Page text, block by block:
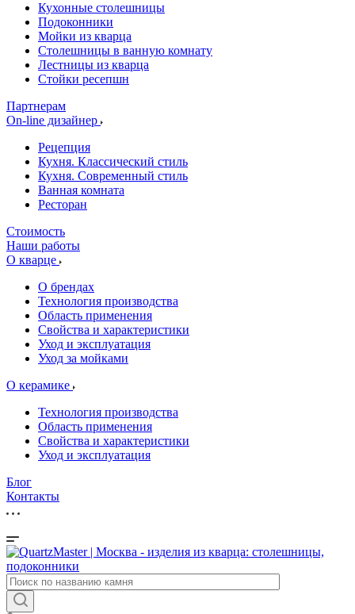
Кухонные столешницы
Подоконники
Мойки из кварца
Столешницы в ванную комнату
Лестницы из кварца
Стойки ресепшн
Партнерам
On-line дизайнер
Рецепция
Кухня. Классический стиль
Кухня. Современный стиль
Ванная комната
Ресторан
Стоимость
Наши работы
О кварце
О брендах
Технология производства
Область применения
Свойства и характеристики
Уход и эксплуатация
Уход за мойками
О керамике
Технология производства
Область применения
Свойства и характеристики
Уход и эксплуатация
Блог
Контакты